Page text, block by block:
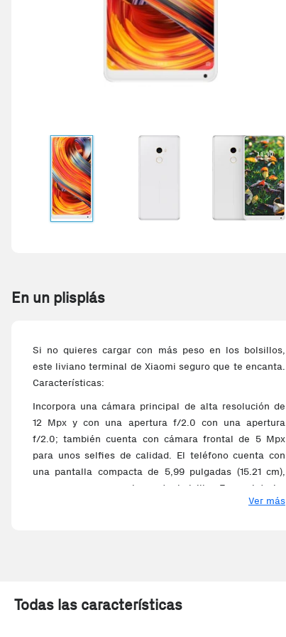
En un plisplás
Si no quieres cargar con más peso en los bolsillos,
este liviano terminal de Xiaomi seguro que te encanta.
Características:
Incorpora una cámara principal de alta resolución de
12 Mpx y con una apertura f/2.0 con una apertura
f/2.0; también cuenta con cámara frontal de 5 Mpx
para unos selfies de calidad. El teléfono cuenta con
una pantalla compacta de 5,99 pulgadas (15.21 cm),
que no ocupa espacio en tu bolsillo. En su interior
alberga un procesador de 8 núcleos diseñado por
conexión Bluetooth v4.2 para que puedas sincronizar
Ver más
Todas las características